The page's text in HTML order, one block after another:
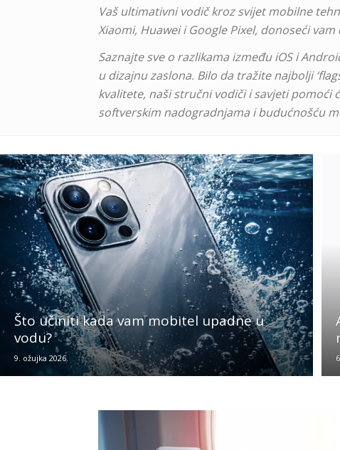
Vaš ultimativni vodič kroz svijet mobilne
Xiaomi, Huawei i Google Pixel, donoseći
Saznajte sve o razlikama između iOS i
u dizajnu zaslona. Bilo da tražite najbolji
kvalitete, naši stručni vodiči i savjeti
softverskim nadogradnjama i budućnošću
Što učiniti kada vam mobitel upadne u
vodu?
9. ožujka 2026.